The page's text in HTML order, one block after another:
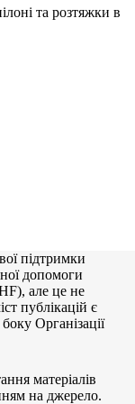
та розтяжки в
підтримки
допомоги
але це не
публікацій є
Організації
матеріалів
на джерело.